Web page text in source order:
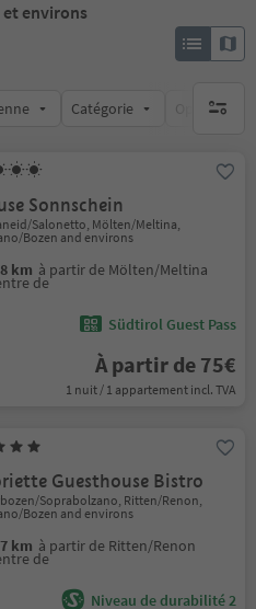
environs
Catégorie Options de
aucun
Sonnschein
Salonetto, Mölten/Meltina,
Bozen and environs
km à partir de Mölten/Meltina
de
Südtirol Guest Pass
À partir de 75€
1 nuit / 1 appartement incl. TVA
Guesthouse Bistro
Soprabolzano, Ritten/Renon,
Bozen and environs
km à partir de Ritten/Renon
de
Niveau de durabilité 2